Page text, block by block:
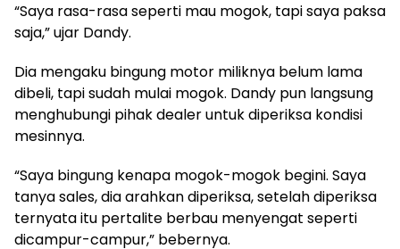
“Saya rasa-rasa seperti mau mogok, tapi saya paksa
saja,” ujar Dandy.
Dia mengaku bingung motor miliknya belum lama
dibeli, tapi sudah mulai mogok. Dandy pun langsung
menghubungi pihak dealer untuk diperiksa kondisi
mesinnya.
“Saya bingung kenapa mogok-mogok begini. Saya
tanya sales, dia arahkan diperiksa, setelah diperiksa
ternyata itu pertalite berbau menyengat seperti
dicampur-campur,” bebernya.